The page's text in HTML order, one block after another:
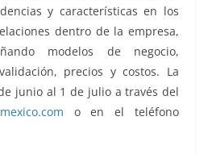
y características en los
dentro de la empresa,
modelos de negocio,
precios y costos. La
junio al 1 de julio a través del
o en el teléfono